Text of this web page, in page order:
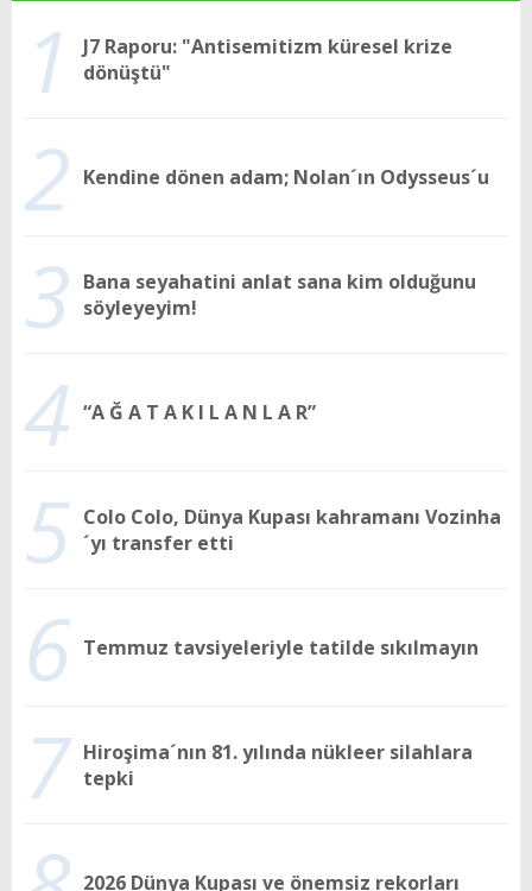
1
J7 Raporu: "Antisemitizm küresel krize
dönüştü"
2 Kendine dönen adam; Nolan´ın Odysseus´u
3 Bana seyahatini anlat sana kim olduğunu
söyleyeyim!
4 “A Ğ A T A K I L A N L A R”
5 Colo Colo, Dünya Kupası kahramanı Vozinha
´yı transfer etti
6 Temmuz tavsiyeleriyle tatilde sıkılmayın
7 Hiroşima´nın 81. yılında nükleer silahlara
tepki
2026 Dünya Kupası ve önemsiz rekorları